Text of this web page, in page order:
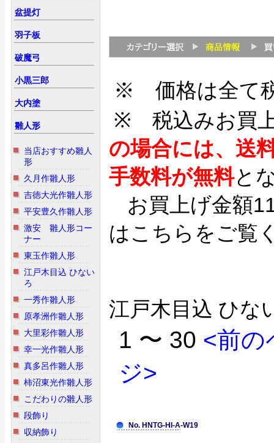
盆提灯
羽子板
破魔弓
小黒三郎
大内塗
雛人形
当店おすすめ雛人
形
久月作雛人形
吉徳大光作雛人形
平安豊久作雛人形
激安 雛人形コー
ナー
東玉作雛人形
江戸木目込 ひない
ろ
一秀作雛人形
原孝洲作雛人形
大里彩作雛人形
幸一光作雛人形
真多呂作雛人形
柿沼東光作雛人形
こだわりの雛人形
段飾り
収納飾り
※ 価格は全て
※ 税込みお買
の場合には、送
手数料が無料と
お買上げ金額
はこちらをご覧
江戸木目込 ひな
1 〜 30 <前の
ジ>
No. HNTG-HI-A-W19